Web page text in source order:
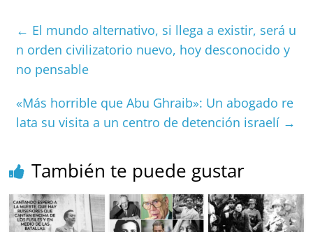
b
o
o
k
A
p
at d
s
ar
tir
← El mundo alternativo, si llega a existir, será u
n orden civilizatorio nuevo, hoy desconocido y
no pensable
«Más horrible que Abu Ghraib»: Un abogado re
lata su visita a un centro de detención israelí →
También te puede gustar